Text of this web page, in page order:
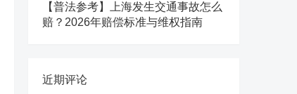
【普法参考】上海发生交通事故怎么
赔？2026年赔偿标准与维权指南
近期评论